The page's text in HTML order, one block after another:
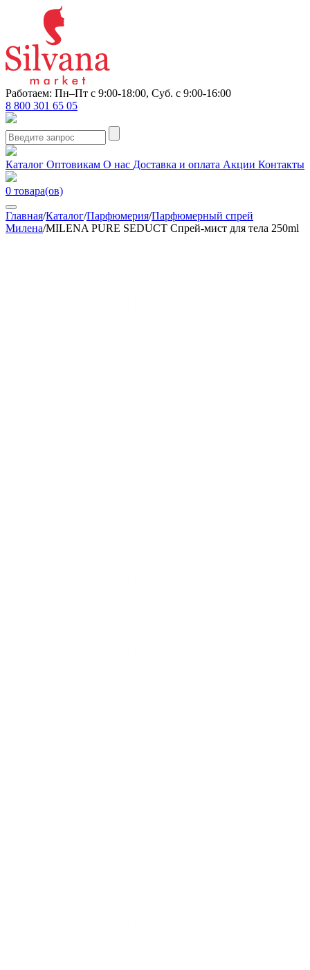
Работаем: Пн–Пт с 9:00-18:00, Суб. с 9:00-16:00
8 800 301 65 05
Каталог Оптовикам О нас Доставка и оплата Акции Контакты
0 товара(ов)
Главная/Каталог/Парфюмерия/Парфюмерный спрей
Милена/MILENA PURE SEDUCT Спрей-мист для тела 250ml